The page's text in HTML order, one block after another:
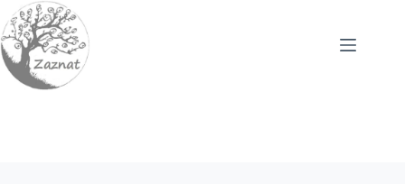
Passer
au
contenu